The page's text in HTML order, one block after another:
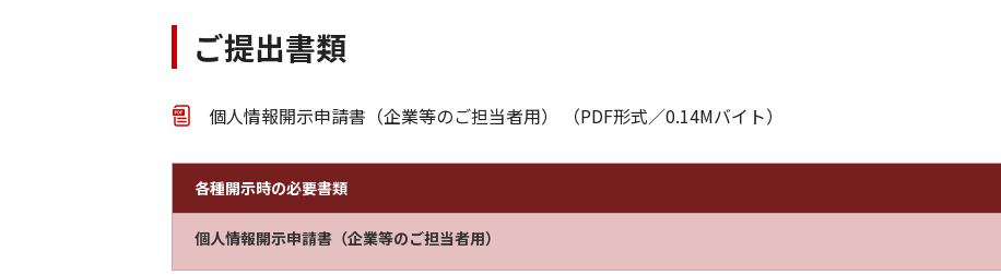
ご提出書類
個人情報開示申請書（企業等のご担当者用） （PDF形式／0.14Mバイト）
各種開示時の必要書類
個人情報開示申請書（企業等のご担当者用）